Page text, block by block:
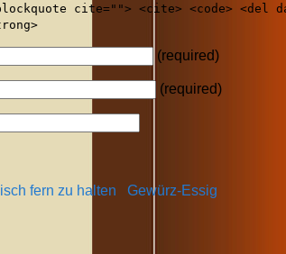
cite=""> <cite> <code> <del
(required)
(required)
fern zu halten Gewürz-Essig